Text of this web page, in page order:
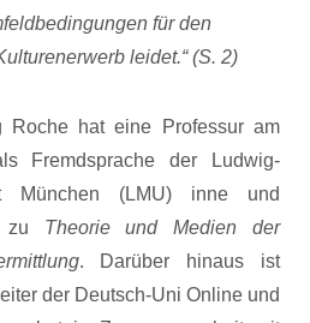
für den
leidet.“ (S. 2)
Roche hat eine Professur am
Fremdsprache der Ludwig-
München (LMU) inne und
zu Theorie und Medien der
. Darüber hinaus ist
der Deutsch-Uni Online und